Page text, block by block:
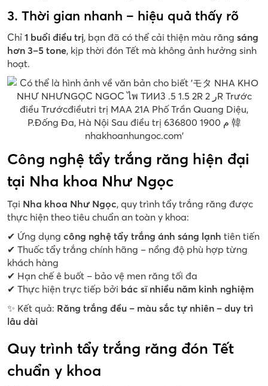
3. Thời gian nhanh – hiệu quả thấy rõ
Chỉ 1 buổi điều trị, bạn đã có thể cải thiện màu răng sáng
hơn 3–5 tone, kịp thời đón Tết mà không ảnh hưởng sinh
hoạt.
Công nghệ tẩy trắng răng hiện đại
tại Nha khoa Như Ngọc
Tại Nha khoa Như Ngọc, quy trình tẩy trắng răng được
thực hiện theo tiêu chuẩn an toàn y khoa:
✔ Ứng dụng công nghệ tẩy trắng ánh sáng lạnh tiên tiến
✔ Thuốc tẩy trắng chính hãng – nồng độ phù hợp từng
khách hàng
✔ Hạn chế ê buốt – bảo vệ men răng tối đa
✔ Thực hiện trực tiếp bởi bác sĩ nhiều năm kinh nghiệm
✨ Kết quả: Răng trắng đều – màu sắc tự nhiên – duy trì
lâu dài
Quy trình tẩy trắng răng đón Tết
chuẩn y khoa